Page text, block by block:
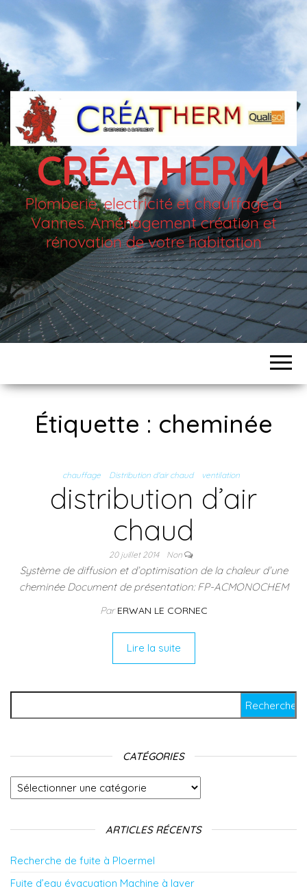
CRÉATHERM
Plomberie, electricité et chauffage à
Vannes. Aménagement création et
rénovation de votre habitation
Étiquette : cheminée
chauffage Distribution d'air chaud ventilation
distribution d’air
chaud
20 juillet 2014 Non
Système de diffusion et d’optimisation de la chaleur d’une
cheminée Document de présentation: FP-ACMONOCHEM
ParERWAN LE CORNEC
Lire la suite
CATÉGORIES
Catégories
ARTICLES RÉCENTS
Recherche de fuite à Ploermel
Fuite d’eau évacuation Machine à laver